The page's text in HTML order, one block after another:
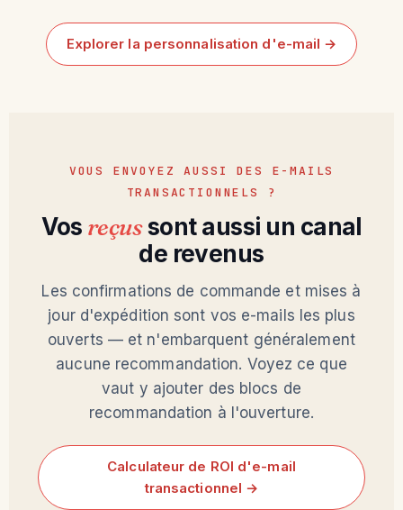
Explorer la personnalisation d'e-mail →
VOUS ENVOYEZ AUSSI DES E-MAILS
TRANSACTIONNELS ?
Vos reçussont aussi un canal
de revenus
Les confirmations de commande et mises à
jour d'expédition sont vos e-mails les plus
ouverts — et n'embarquent généralement
aucune recommandation. Voyez ce que
vaut y ajouter des blocs de
recommandation à l'ouverture.
Calculateur de ROI d'e-mail
transactionnel →